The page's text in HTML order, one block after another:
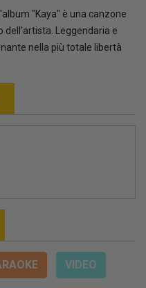
"Kaya" è una canzone
dell'artista. Leggendaria e
nella più totale libertà
VIDEO